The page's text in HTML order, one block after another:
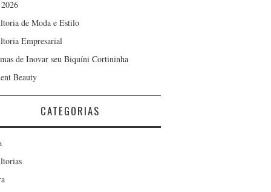
de Moda e Estilo
Empresarial
de Inovar seu Biquíni Cortininha
Beauty
CATEGORIAS